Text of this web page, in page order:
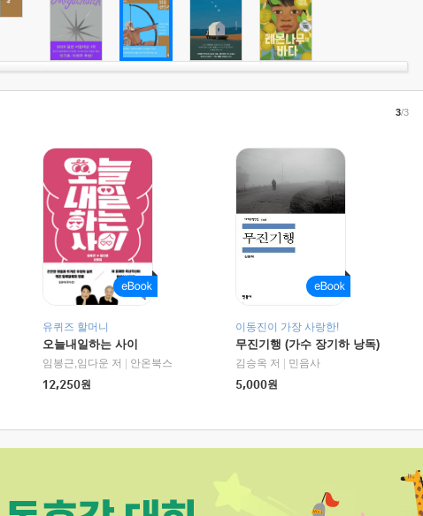
유퀴즈 할머니
오늘내일하는 사이
임봉근,임다운 저
안온북스
12,250원
이동진이 가장 사랑한!
무진기행 (가수 장기하 낭독)
김승옥 저
민음사
5,000원
3/3